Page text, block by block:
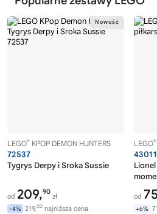
LEGO® KPOP DEMON HUNTERS
72537
Tygrys Derpy i Sroka Sussie
od 209,90
zł
-4% 219,00 najniższa cena
LEGO®
43011
od
+6%